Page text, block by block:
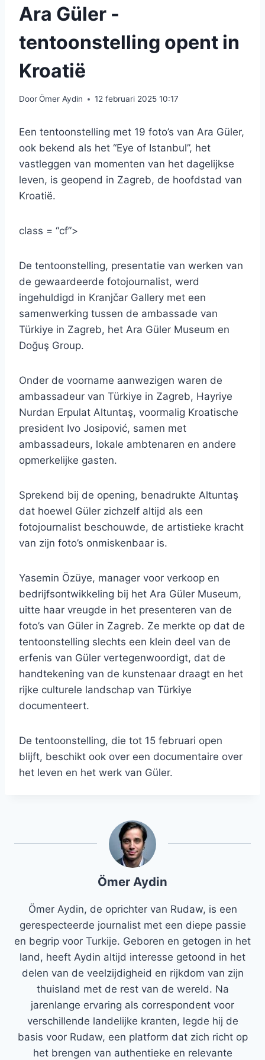
Ara Güler -
tentoonstelling opent in
Kroatië
DoorÖmer Aydin 12 februari 2025 10:17
Een tentoonstelling met 19 foto’s van Ara Güler,
ook bekend als het “Eye of Istanbul”, het
vastleggen van momenten van het dagelijkse
leven, is geopend in Zagreb, de hoofdstad van
Kroatië.
class = “cf”>
De tentoonstelling, presentatie van werken van
de gewaardeerde fotojournalist, werd
ingehuldigd in Kranjčar Gallery met een
samenwerking tussen de ambassade van
Türkiye in Zagreb, het Ara Güler Museum en
Doğuş Group.
Onder de voorname aanwezigen waren de
ambassadeur van Türkiye in Zagreb, Hayriye
Nurdan Erpulat Altuntaş, voormalig Kroatische
president Ivo Josipović, samen met
ambassadeurs, lokale ambtenaren en andere
opmerkelijke gasten.
Sprekend bij de opening, benadrukte Altuntaş
dat hoewel Güler zichzelf altijd als een
fotojournalist beschouwde, de artistieke kracht
van zijn foto’s onmiskenbaar is.
Yasemin Özüye, manager voor verkoop en
bedrijfsontwikkeling bij het Ara Güler Museum,
uitte haar vreugde in het presenteren van de
foto’s van Güler in Zagreb. Ze merkte op dat de
tentoonstelling slechts een klein deel van de
erfenis van Güler vertegenwoordigt, dat de
handtekening van de kunstenaar draagt ​​en het
rijke culturele landschap van Türkiye
documenteert.
De tentoonstelling, die tot 15 februari open
blijft, beschikt ook over een documentaire over
het leven en het werk van Güler.
Ömer Aydin
Ömer Aydin, de oprichter van Rudaw, is een
gerespecteerde journalist met een diepe passie
en begrip voor Turkije. Geboren en getogen in het
land, heeft Aydin altijd interesse getoond in het
delen van de veelzijdigheid en rijkdom van zijn
thuisland met de rest van de wereld. Na
jarenlange ervaring als correspondent voor
verschillende landelijke kranten, legde hij de
basis voor Rudaw, een platform dat zich richt op
het brengen van authentieke en relevante